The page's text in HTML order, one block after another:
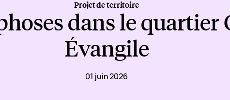
Projet de territoire
dans le quartier
Évangile
01 juin 2026